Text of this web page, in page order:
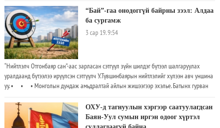
3х3 сагсан бөмбөгийн хамгийн нэр хүндтэй тэмцээн болох “FIBA 3x3 Asia Cup”-д энэ
жил тивийн 45 улсаас 43 нь оролцохоор болжээ
“Бай”-гаа онодоггүй байрны зээл: Алдаа
ба сургамж
3 сар 19. 9:54
“Нийтлэлч Отгонбаяр сан”-аас зарласан сэтгүүл зүйн шилдэг бүтээл шалгаруулах
уралдаанд бүтээлээ ирүүлсэн сэтгүүлч У.Түвшинбаярын нийтлэлийг хүлээн авч уншина
уу. • • • Монголын дундаж амьдралтай айлын жишээгээр эхэлье. Батынх гурван
ОХУ-д тагнуулын хэргээр саатуулагдсан
Баян-Уул сумын иргэн одоог хүртэл